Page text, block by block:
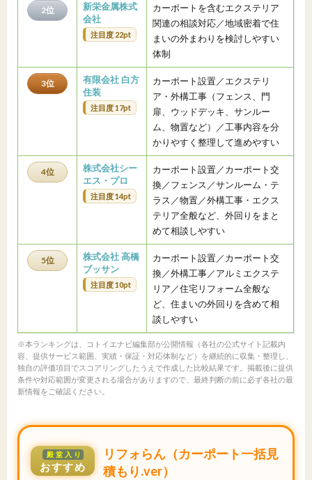
2位
新栄金属株式
会社
注目度 22pt
カーポートを含むエクステリア
関連の相談対応／地域密着で住
まいの外まわりを検討しやすい
体制
3位
有限会社 白方
住装
注目度 17pt
カーポート設置／エクステリ
ア・外構工事（フェンス、門
扉、ウッドデッキ、サンルー
ム、物置など）／工事内容を分
かりやすく整理して進めやすい
4位
株式会社シー
エス・プロ
注目度 14pt
カーポート設置／カーポート交
換／フェンス／サンルーム・テ
ラス／物置／外構工事・エクス
テリア全般など、外回りをまと
めて相談しやすい
5位
株式会社 高橋
ブッサン
注目度 10pt
カーポート設置／カーポート交
換／外構工事／アルミエクステ
リア／住宅リフォーム全般な
ど、住まいの外回りを含めて相
談しやすい
※本ランキングは、コトイエナビ編集部が公開情報（各社の公式サイト記載内
容、提供サービス範囲、実績・保証・対応体制など）を継続的に収集・整理し、
独自の評価項目でスコアリングしたうえで作成した比較結果です。掲載後に提供
条件や対応範囲が変更される場合がありますので、最終判断の前に必ず各社の最
新情報をご確認ください。
殿堂入り
おすすめ
リフォらん（カーポート一括見
積もり.ver）